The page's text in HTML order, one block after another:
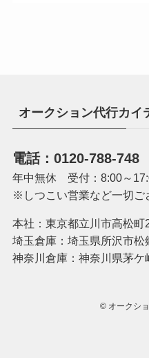
オークション代行カイ
電話：0120-788-748
年中無休 受付：8:00～
※しつこい営業など一切ご
本社：東京都立川市高松町
埼玉倉庫：埼玉県所沢市松
神奈川倉庫：神奈川県茅
©オークシ